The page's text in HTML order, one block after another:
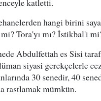
katletti.
hangi birini
Tora'yı mı? İstikbal'i
Abdulfettah es Sisi
siyasi gerekçelerle
30 senedir, 40
rastlamak mümkün.